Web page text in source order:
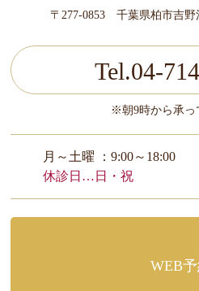
〒277-0853 千葉県柏市吉野
Tel.04-
※朝9時から承っ
月～土曜 ：9:00～18:00
休診日…日・祝
WEB